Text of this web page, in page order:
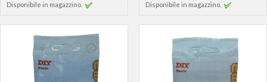
Disponibile in magazzino. Disponibile in magazzino.